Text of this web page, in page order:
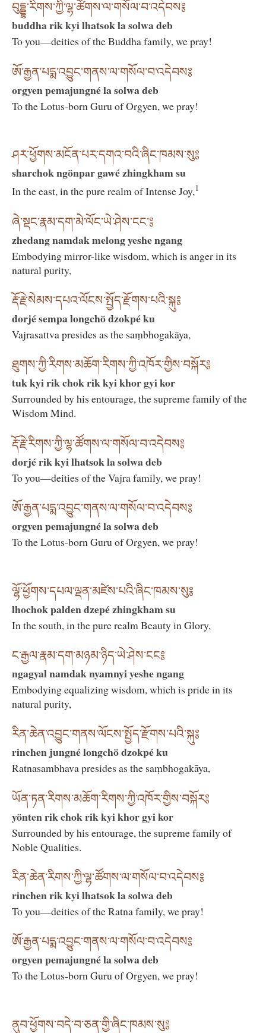
བུདྡྷ་རིགས་ཀྱི་ལྷ་ཚོགས་ལ་གསོལ་བ་འདེབས༔
buddha rik kyi lhatsok la solwa deb
To you—deities of the Buddha family, we pray!
ཨོ་རྒྱན་པདྨ་འབྱུང་གནས་ལ་གསོལ་བ་འདེབས༔
orgyen pemajungné la solwa deb
To the Lotus-born Guru of Orgyen, we pray!
ཤར་ཕྱོགས་མངོན་པར་དགའ་བའི་ཞིང་ཁམས་སུ༔
sharchok ngönpar gawé zhingkham su
In the east, in the pure realm of Intense Joy,1
ཞེ་སྡང་རྣམ་དག་མེ་ལོང་ཡེ་ཤེས་ངང་༔
zhedang namdak melong yeshe ngang
Embodying mirror-like wisdom, which is anger in its
natural purity,
རྡོ་རྗེ་སེམས་དཔའ་ལོངས་སྤྱོད་རྫོགས་པའི་སྐུ༔
dorjé sempa longchö dzokpé ku
Vajrasattva presides as the saṃbhogakāya,
ཐུགས་ཀྱི་རིགས་མཆོག་རིགས་ཀྱི་འཁོར་གྱིས་བསྐོར༔
tuk kyi rik chok rik kyi khor gyi kor
Surrounded by his entourage, the supreme family of the
Wisdom Mind.
རྡོ་རྗེ་རིགས་ཀྱི་ལྷ་ཚོགས་ལ་གསོལ་བ་འདེབས༔
dorjé rik kyi lhatsok la solwa deb
To you—deities of the Vajra family, we pray!
ཨོ་རྒྱན་པདྨ་འབྱུང་གནས་ལ་གསོལ་བ་འདེབས༔
orgyen pemajungné la solwa deb
To the Lotus-born Guru of Orgyen, we pray!
ལྷོ་ཕྱོགས་དཔལ་ལྡན་མཛེས་པའི་ཞིང་ཁམས་སུ༔
lhochok palden dzepé zhingkham su
In the south, in the pure realm Beauty in Glory,
ང་རྒྱལ་རྣམ་དག་མཉམ་ཉིད་ཡེ་ཤེས་ངང༔
ngagyal namdak nyamnyi yeshe ngang
Embodying equalizing wisdom, which is pride in its
natural purity,
རིན་ཆེན་འབྱུང་གནས་ལོངས་སྤྱོད་རྫོགས་པའི་སྐུ༔
rinchen jungné longchö dzokpé ku
Ratnasambhava presides as the saṃbhogakāya,
ཡོན་ཏན་རིགས་མཆོག་རིགས་ཀྱི་འཁོར་གྱིས་བསྐོར༔
yönten rik chok rik kyi khor gyi kor
Surrounded by his entourage, the supreme family of
Noble Qualities.
རིན་ཆེན་རིགས་ཀྱི་ལྷ་ཚོགས་ལ་གསོལ་བ་འདེབས༔
rinchen rik kyi lhatsok la solwa deb
To you—deities of the Ratna family, we pray!
ཨོ་རྒྱན་པདྨ་འབྱུང་གནས་ལ་གསོལ་བ་འདེབས༔
orgyen pemajungné la solwa deb
To the Lotus-born Guru of Orgyen, we pray!
ནུབ་ཕྱོགས་བདེ་བ་ཅན་གྱི་ཞིང་ཁམས་སུ༔